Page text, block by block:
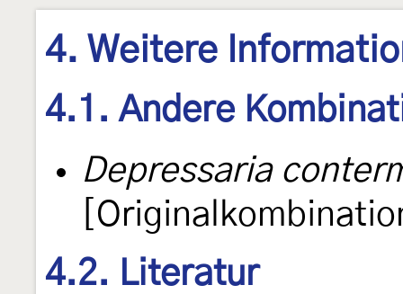
4. Weitere
4.1. Andere
Depressaria
4.2. Literatur